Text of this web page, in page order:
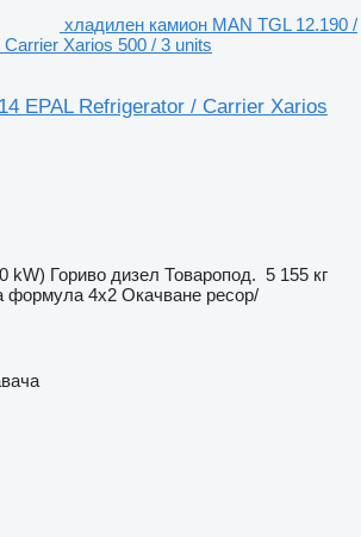
хладилен камион MAN TGL 12.190 /
Xarios 500 / 3 units
EPAL Refrigerator / Carrier Xarios
kW) Гориво дизел Товаропод. 5 155 кг
формула 4x2 Окачване ресор/